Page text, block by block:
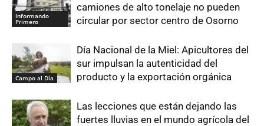
Informando
Primero
camiones de alto tonelaje no pueden
circular por sector centro de Osorno
Campo al Día
Día Nacional de la Miel: Apicultores del
sur impulsan la autenticidad del
producto y la exportación orgánica
Las lecciones que están dejando las
fuertes lluvias en el mundo agrícola del